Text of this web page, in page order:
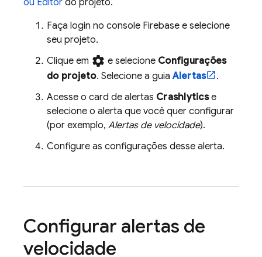
ou Editor do projeto.
Faça login no console Firebase e selecione
seu projeto.
Clique em settings e selecione Configurações
do projeto. Selecione a guiaAlertas
.
Acesse o card de alertas Crashlyticse
selecione o alerta que você quer configurar
(por exemplo, Alertas de velocidade).
Configure as configurações desse alerta.
Configurar alertas de
velocidade